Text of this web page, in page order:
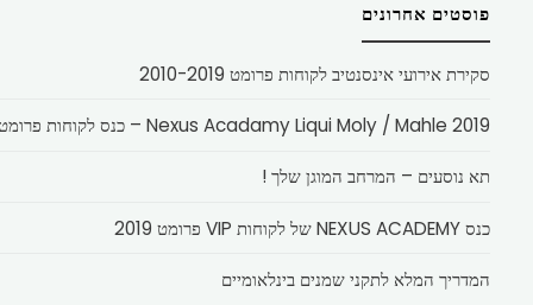
פוסטים אחרונים
סקירת אירועי אינסנטיב לקוחות פרומט 2010-2019
Nexus Acadamy Liqui Moly / Mahle 2019 – כנס לקוחות פרומט
תא נוסעים – המרחב המוגן שלך !
כנס NEXUS ACADEMY של לקוחות VIP פרומט 2019
המדריך המלא לתקני שמנים בינלאומיים